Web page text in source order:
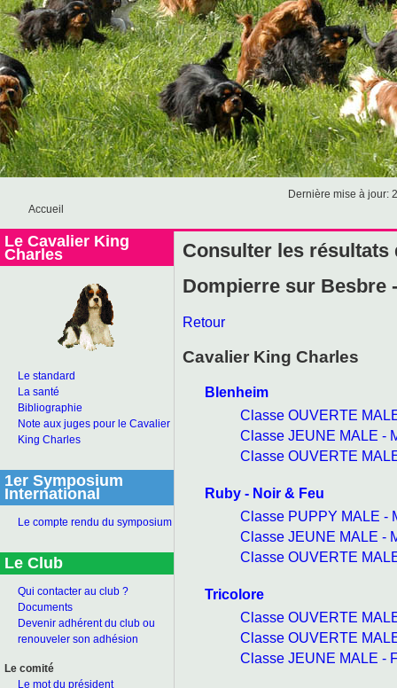
Accueil
Dernière mise à jour:
Le Cavalier King
Charles
Le standard
La santé
Bibliographie
Note aux juges pour le Cavalier
King Charles
1er Symposium
International
Le compte rendu du symposium
Le Club
Qui contacter au club ?
Documents
Devenir adhérent du club ou
renouveler son adhésion
Le comité
Le mot du président
Consulter les résultats
Dompierre sur Besbre
Retour
Cavalier King Charles
Blenheim
Classe OUVERTE
Classe JEUNE MALE -
Classe OUVERTE
Ruby - Noir & Feu
Classe PUPPY MALE -
Classe JEUNE MALE -
Classe OUVERTE
Tricolore
Classe OUVERTE
Classe OUVERTE
Classe JEUNE MALE -